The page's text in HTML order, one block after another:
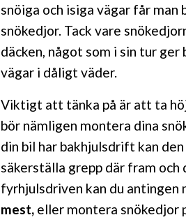
snöiga och isiga vägar får
snökedjor. Tack vare
däcken, något som i sin tur
vägar i dåligt väder.
Viktigt att tänka på är att ta
bör nämligen montera dina
din bil har bakhjulsdrift kan
säkerställa grepp där fram och
fyrhjulsdriven kan du antingen
mest, eller montera snökedjor